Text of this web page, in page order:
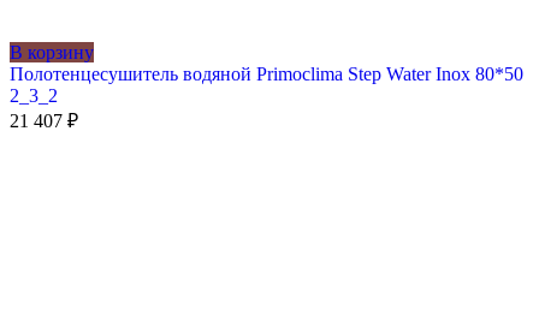
В корзину
Полотенцесушитель водяной Primoclima Step Water Inox 80*50
2_3_2
21 407 ₽